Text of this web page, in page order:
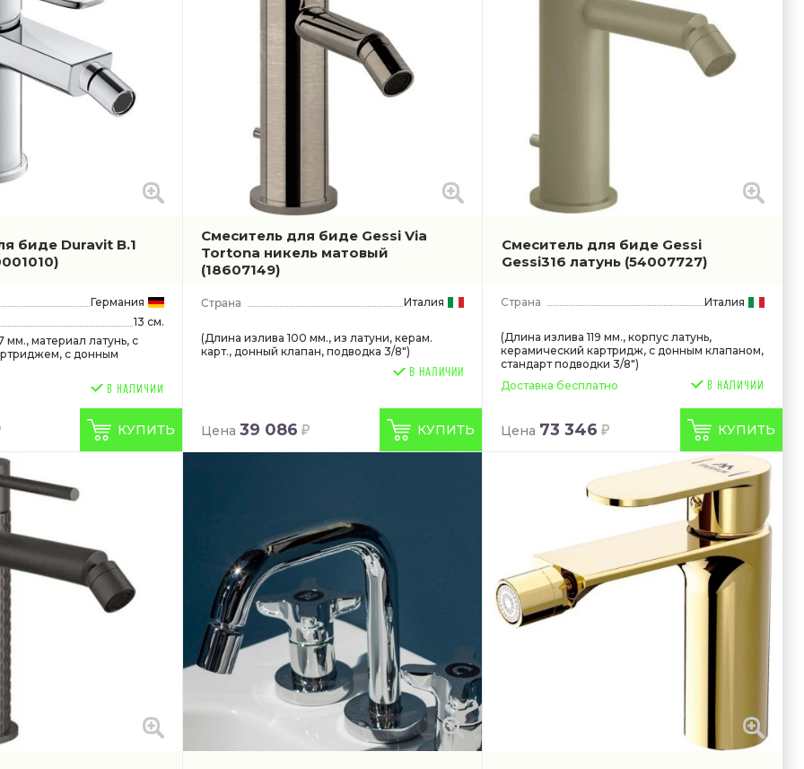
Axor
биде Duravit B.1
Германия
13 см.
мм., материал латунь, с
с донным
КУПИТЬ
Смеситель для биде Gessi Via
Tortona никель матовый
(18607149)
Италия
(Длина излива 100 мм., из латуни, керам.
карт., донный клапан, подводка 3/8")
В НАЛИЧИИ
Цена 39 086 КУПИТЬ
Смеситель для биде Gessi
Gessi316 латунь (54007727)
Страна Италия
(Длина излива 119 мм., корпус латунь,
керамический картридж, с донным клапаном,
стандарт подводки 3/8")
Доставка бесплатно
Цена 73 346 КУПИТЬ